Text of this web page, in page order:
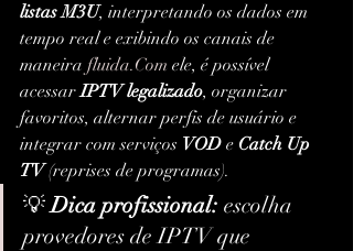
listas M3U, interpretando os dados em
tempo real e exibindo os canais de
maneira fluida.Com ele, é possível
acessar IPTV legalizado, organizar
favoritos, alternar perfis de usuário e
integrar com serviços VOD e Catch Up
TV (reprises de programas).
💡 Dica profissional: escolha
provedores de IPTV que